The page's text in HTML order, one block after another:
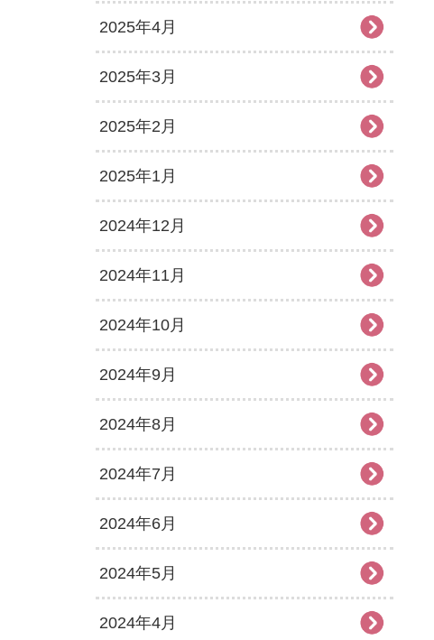
2025年4月
2025年3月
2025年2月
2025年1月
2024年12月
2024年11月
2024年10月
2024年9月
2024年8月
2024年7月
2024年6月
2024年5月
2024年4月